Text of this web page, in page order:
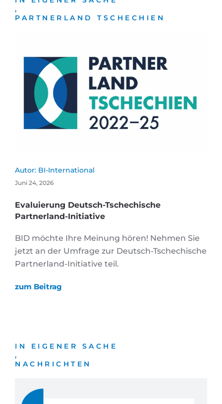
,
PARTNERLAND TSCHECHIEN
Autor: BI-International
Juni 24, 2026
Evaluierung Deutsch-Tschechische
Partnerland-Initiative
BID möchte Ihre Meinung hören! Nehmen Sie
jetzt an der Umfrage zur Deutsch-Tschechische
Partnerland-Initiative teil.
zum Beitrag
IN EIGENER SACHE
,
NACHRICHTEN